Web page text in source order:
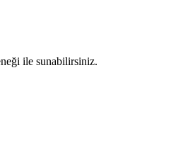
ile sunabilirsiniz.